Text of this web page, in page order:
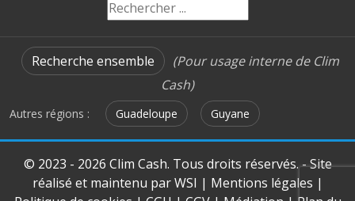
Recherche ensemble
(Pour usage interne de Clim
Cash)
Autres régions : Guadeloupe Guyane
© 2023 - 2026 Clim Cash. Tous droits réservés. - Site
réalisé et maintenu parWSI | Mentions légales |